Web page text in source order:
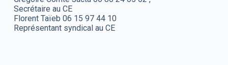
Secrétaire au CE
Florent Taïeb 06 15 97 44 10
Représentant syndical au CE